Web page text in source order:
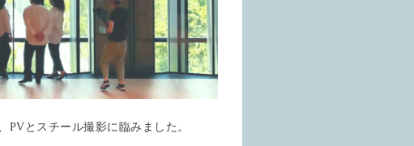
とスチール撮影に臨みました。